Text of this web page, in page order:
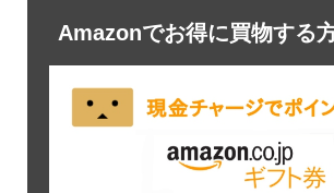
Amazonでお得に買物する